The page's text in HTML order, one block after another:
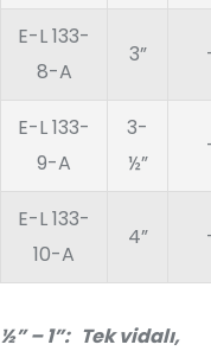
E-L 133-
8-A
3”
E-L 133-
9-A
3-
½”
E-L 133-
10-A
4”
½” – 1”: Tek vidalı,